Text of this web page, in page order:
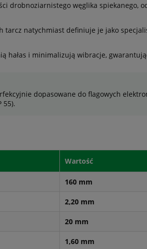
drobnoziarnistego węglika spiekanego,
tarcz natychmiast definiuje je jako
hałas i minimalizują wibracje,
dopasowane do flagowych
55).
Wartość
160 mm
2,20 mm
20 mm
1,60 mm